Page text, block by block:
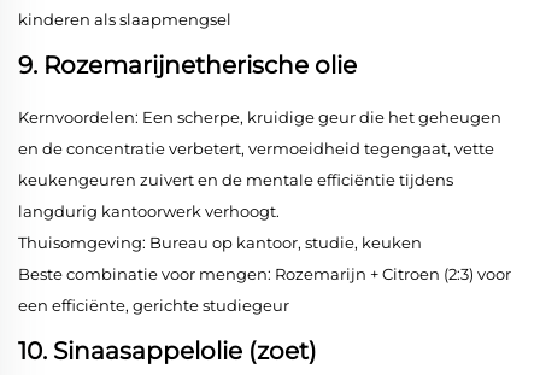
kinderen als slaapmengsel
9. Rozemarijnetherische olie
Kernvoordelen: Een scherpe, kruidige geur die het geheugen
en de concentratie verbetert, vermoeidheid tegengaat, vette
keukengeuren zuivert en de mentale efficiëntie tijdens
langdurig kantoorwerk verhoogt.
Thuisomgeving: Bureau op kantoor, studie, keuken
Beste combinatie voor mengen: Rozemarijn + Citroen (2:3) voor
een efficiënte, gerichte studiegeur
10. Sinaasappelolie (zoet)